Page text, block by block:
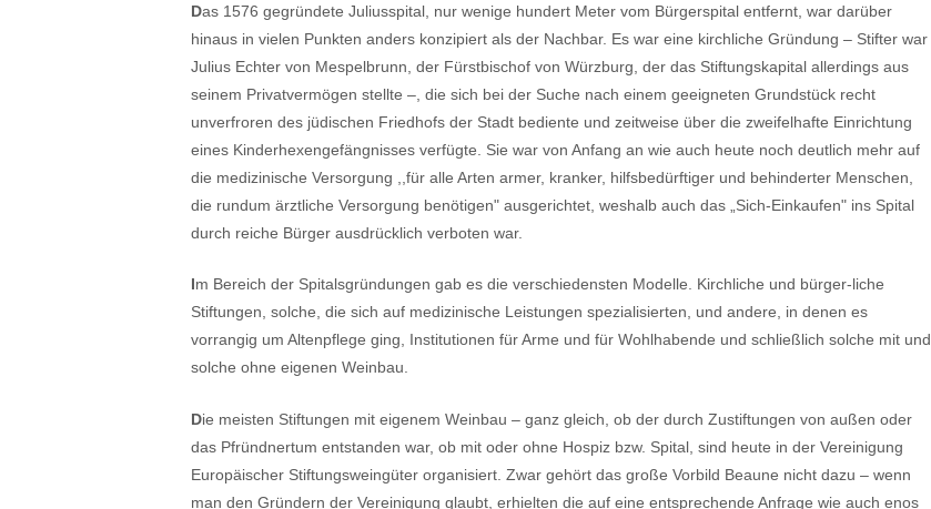
Das 1576 gegründete Juliusspital, nur wenige hundert Meter vom Bürgerspital entfernt, war darüber
hinaus in vielen Punkten anders konzipiert als der Nachbar. Es war eine kirchliche Gründung – Stifter war
Julius Echter von Mespelbrunn, der Fürstbischof von Würzburg, der das Stiftungskapital allerdings aus
seinem Privatvermögen stellte –, die sich bei der Suche nach einem geeigneten Grundstück recht
unverfroren des jüdischen Friedhofs der Stadt bediente und zeitweise über die zweifelhafte Einrichtung
eines Kinderhexengefängnisses verfügte. Sie war von Anfang an wie auch heute noch deutlich mehr auf
die medizinische Versorgung ,,für alle Arten armer, kranker, hilfsbedürftiger und behinderter Menschen,
die rundum ärztliche Versorgung benötigen" ausgerichtet, weshalb auch das „Sich-Einkaufen" ins Spital
durch reiche Bürger ausdrücklich verboten war.
Im Bereich der Spitalsgründungen gab es die verschiedensten Modelle. Kirchliche und bürger-liche
Stiftungen, solche, die sich auf medizinische Leistungen spezialisierten, und andere, in denen es
vorrangig um Altenpflege ging, Institutionen für Arme und für Wohlhabende und schließlich solche mit und
solche ohne eigenen Weinbau.
Die meisten Stiftungen mit eigenem Weinbau – ganz gleich, ob der durch Zustiftungen von außen oder
das Pfründnertum entstanden war, ob mit oder ohne Hospiz bzw. Spital, sind heute in der Vereinigung
Europäischer Stiftungsweingüter organisiert. Zwar gehört das große Vorbild Beaune nicht dazu – wenn
man den Gründern der Vereinigung glaubt, erhielten die auf eine entsprechende Anfrage wie auch enos